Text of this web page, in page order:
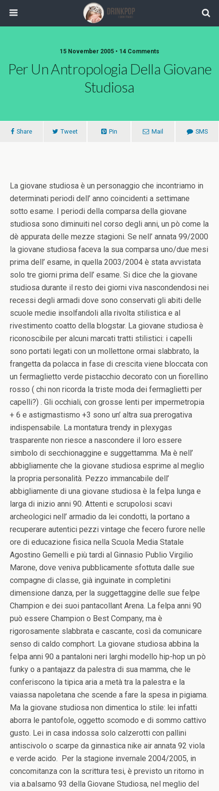
15 November 2005 • 14 Comments
Per Un Antropologia Della Giovane
Studiosa
Share Tweet Pin Mail SMS
La giovane studiosa è un personaggio che incontriamo in
determinati periodi dell’ anno coincidenti a settimane
sotto esame. I periodi della comparsa della giovane
studiosa sono diminuiti nel corso degli anni, un pò come la
dè appurata delle mezze stagioni. Se nell’ annata 99/2000
la giovane studiosa faceva la sua comparsa uno/due mesi
prima dell’ esame, in quella 2003/2004 è stata avvistata
solo tre giorni prima dell’ esame. Si dice che la giovane
studiosa durante il resto dei giorni viva nascondendosi nei
recessi degli armadi dove sono conservati gli abiti delle
scuole medie insolfandoli alla rivolta stilistica e al
rivestimento coatto della blogstar. La giovane studiosa è
riconoscibile per alcuni marcati tratti stilistici: i capelli
sono portati legati con un mollettone ormai slabbrato, la
frangetta da polacca in fase di crescita viene bloccata con
un fermaglietto verde pistacchio decorato con un fiorellino
rosso ( chi non ricorda la triste moda dei fermaglietti per
capelli?) . Gli occhiali, con grosse lenti per impermetropia
+ 6 e astigmastismo +3 sono un’ altra sua prerogativa
indispensabile. La montatura trendy in plexygas
trasparente non riesce a nascondere il loro essere
simbolo di secchionaggine e suggettamma. Ma è nell’
abbigliamente che la giovane studiosa esprime al meglio
la propria personalità. Pezzo immancabile dell’
abbigliamente di una giovane studiosa è la felpa lunga e
larga di inizio anni 90. Attenti e scrupolosi scavi
archeologici nell’ armadio da lei condotti, la portano a
recuperare autentici pezzi vintage che fecero furore nelle
ore di educazione fisica nella Scuola Media Statale
Agostino Gemelli e più tardi al Ginnasio Publio Virgilio
Marone, dove veniva pubblicamente sfottuta dalle sue
compagne di classe, già inguinate in completini
dimensione danza, per la suggettaggine delle sue felpe
Champion e dei suoi pantacollant Arena. La felpa anni 90
può essere Champion o Best Company, ma è
rigorosamente slabbrata e cascante, così da comunicare
senso di caldo comphort. La giovane studiosa abbina la
felpa anni 90 a pantaloni neri larghi modello hip-hop un pò
funky o a pantajazz da palestra di sua mamma, che le
conferiscono la tipica aria a metà tra la palestra e la
vaiassa napoletana che scende a fare la spesa in pigiama.
Ma la giovane studiosa non dimentica lo stile: lei infatti
aborra le pantofole, oggetto scomodo e di sommo cattivo
gusto. Lei in casa indossa solo calzerotti con pallini
antiscivolo o scarpe da ginnastica nike air annata 92 viola
e verde acido. Per la stagione invernale 2004/2005, in
concomitanza con la scrittura tesi, è previsto un ritorno in
via a.balsamo 93 della Giovane Studiosa, nel meglio del